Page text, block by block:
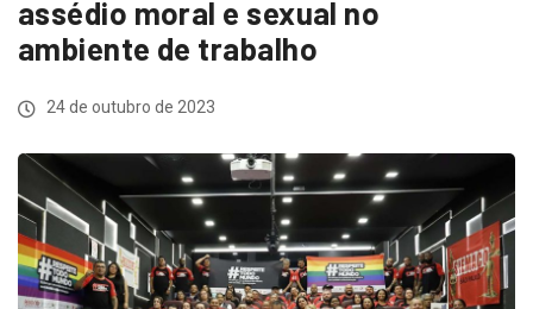
assédio moral e sexual no
ambiente de trabalho
24 de outubro de 2023